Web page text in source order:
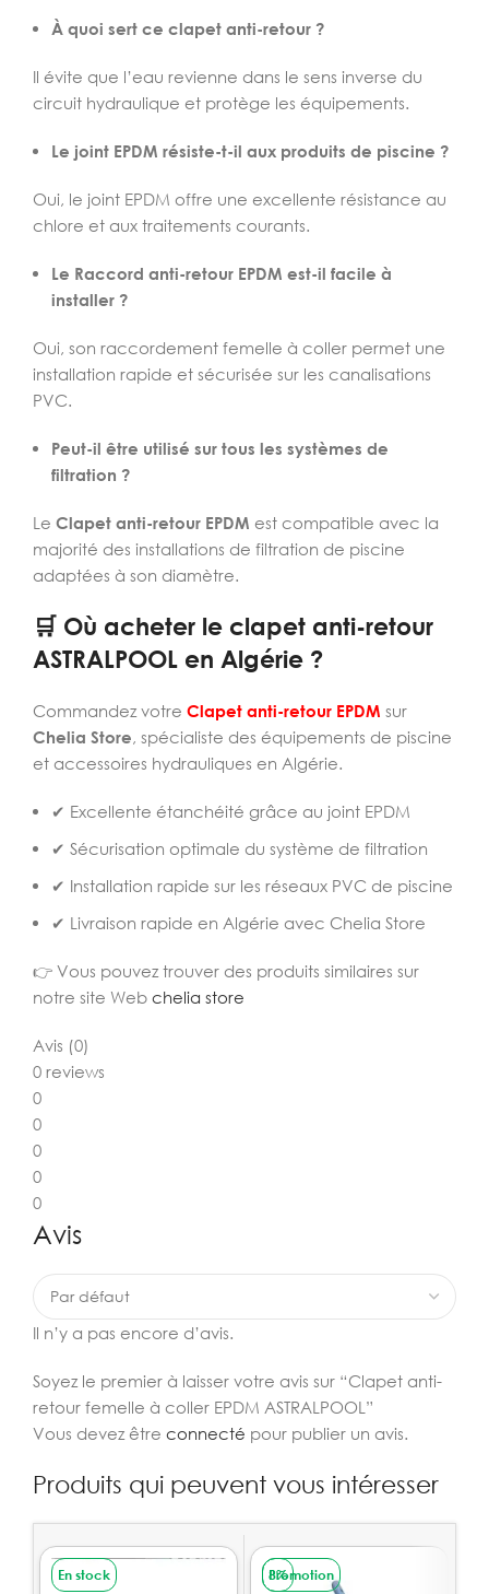
À quoi sert ce clapet anti-retour ?
Il évite que l’eau revienne dans le sens inverse du
circuit hydraulique et protège les équipements.
Le joint EPDM résiste-t-il aux produits de piscine ?
Oui, le joint EPDM offre une excellente résistance au
chlore et aux traitements courants.
Le Raccord anti-retour EPDM est-il facile à
installer ?
Oui, son raccordement femelle à coller permet une
installation rapide et sécurisée sur les canalisations
PVC.
Peut-il être utilisé sur tous les systèmes de
filtration ?
Le Clapet anti-retour EPDM est compatible avec la
majorité des installations de filtration de piscine
adaptées à son diamètre.
🛒 Où acheter le clapet anti-retour
ASTRALPOOL en Algérie ?
Commandez votre Clapet anti-retour EPDM sur
Chelia Store, spécialiste des équipements de piscine
et accessoires hydrauliques en Algérie.
✔ Excellente étanchéité grâce au joint EPDM
✔ Sécurisation optimale du système de filtration
✔ Installation rapide sur les réseaux PVC de piscine
✔ Livraison rapide en Algérie avec Chelia Store
👉 Vous pouvez trouver des produits similaires sur
notre site Web chelia store
Avis (0)
0 reviews
0
0
0
0
0
Avis
Il n’y a pas encore d’avis.
Soyez le premier à laisser votre avis sur “Clapet anti-
retour femelle à coller EPDM ASTRALPOOL”
Vous devez être connecté pour publier un avis.
Produits qui peuvent vous intéresser
En stock Promotion
8%
VENTE